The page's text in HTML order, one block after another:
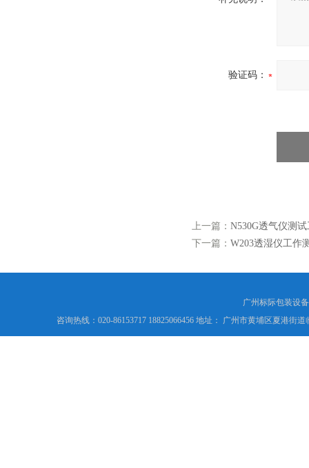
验证码：
上一篇： N530G透气仪测
下一篇： W203透湿仪工作
广州标际包装设
咨询热线：020-86153717 18825066456 地址： 广州市黄埔区夏港街